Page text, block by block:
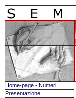
Home-page - Numeri
Presentazione